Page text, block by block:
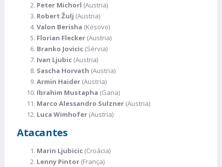
Peter Michorl (Austria)
Robert Žulj (Austria)
Valon Berisha (Kosovo)
Florian Flecker (Austria)
Branko Jovicic (Sérvia)
Ivan Ljubic (Austria)
Sascha Horvath (Austria)
Armin Haider (Austria)
Ibrahim Mustapha (Gana)
Marco Alessandro Sulzner (Austria)
Luca Wimhofer (Austria)
Atacantes
Marin Ljubicic (Croácia)
Lenny Pintor (França)